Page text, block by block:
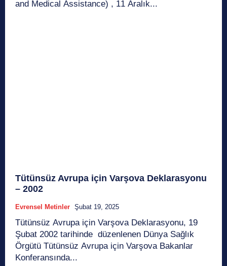
and Medical Assistance) , 11 Aralık...
Tütünsüz Avrupa için Varşova Deklarasyonu
– 2002
Evrensel Metinler Şubat 19, 2025
Tütünsüz Avrupa için Varşova Deklarasyonu, 19
Şubat 2002 tarihinde düzenlenen Dünya Sağlık
Örgütü Tütünsüz Avrupa için Varşova Bakanlar
Konferansında...